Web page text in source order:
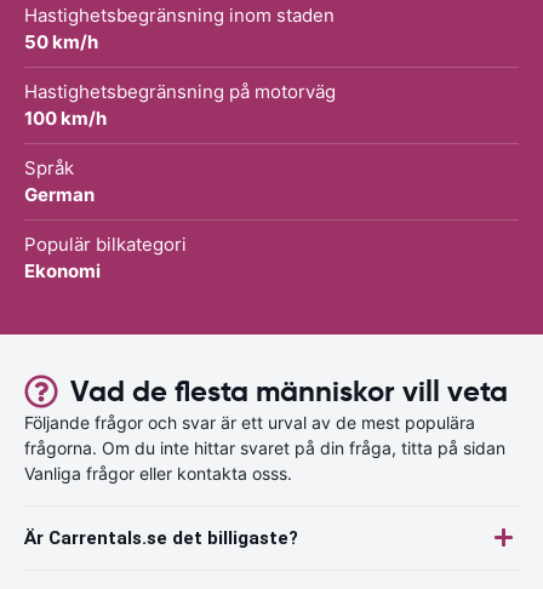
Hastighetsbegränsning inom staden
50 km/h
Hastighetsbegränsning på motorväg
100 km/h
Språk
German
Populär bilkategori
Ekonomi
Vad de flesta människor vill veta
Följande frågor och svar är ett urval av de mest populära
frågorna. Om du inte hittar svaret på din fråga, titta på sidan
Vanliga frågor eller kontakta osss.
Är Carrentals.se det billigaste?